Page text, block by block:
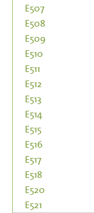
E507
E508
E509
E510
E511
E512
E513
E514
E515
E516
E517
E518
E520
E521